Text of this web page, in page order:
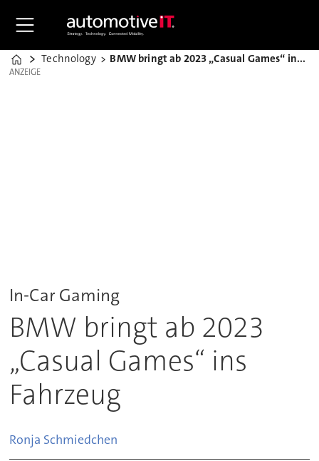
Home
Technology BMW bringt ab 2023 „Casual Games“ ins Fahrzeug
ANZEIGE
ANZEIGE
In-Car Gaming
BMW bringt ab 2023
„Casual Games“ ins
Fahrzeug
Ronja Schmiedchen